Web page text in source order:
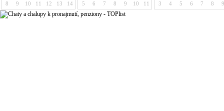
8
9 10 11 12 13 14
5
6 7 8 9 10 11
3
4 5 6 7 8 9